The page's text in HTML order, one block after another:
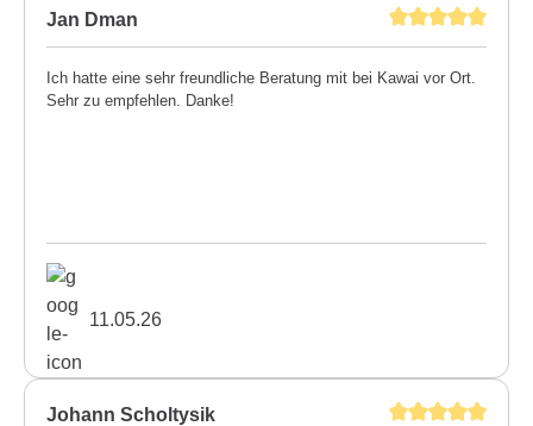
Jan Dman
Ich hatte eine sehr freundliche Beratung mit bei Kawai vor Ort.
Sehr zu empfehlen. Danke!
11.05.26
Johann Scholtysik